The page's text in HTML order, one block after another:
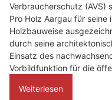
Verbraucherschutz (AVS)
Pro Holz Aargau für
Holzbauweise
durch seine
Einsatz des
Vorbildfunktion für die
Weiterlesen